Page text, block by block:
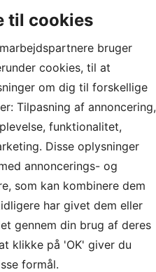
til cookies
bruger
cookies, til at
om dig til forskellige
Tilpasning af annoncering,
funktionalitet,
Disse oplysninger
annoncerings- og
som kan kombinere dem
har givet dem eller
gennem din brug af deres
klikke på 'OK' giver du
formål.